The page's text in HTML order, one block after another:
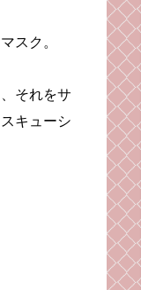
スク。
それをサ
キューシ